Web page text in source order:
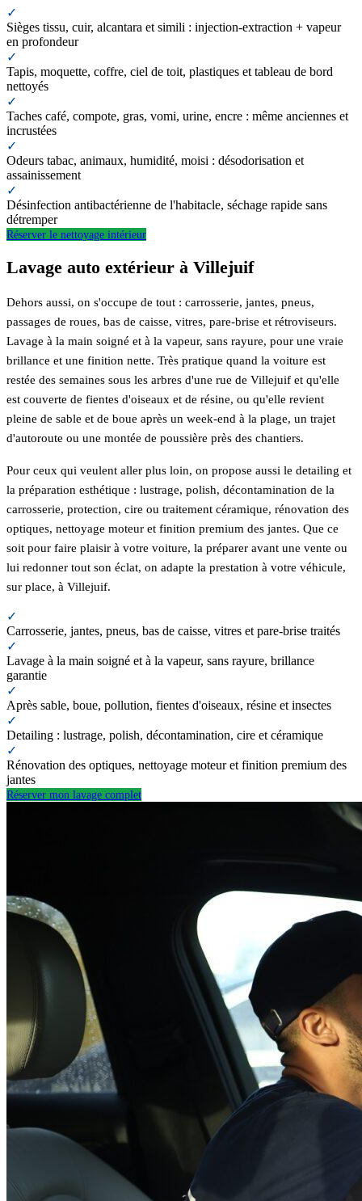
✓
Sièges tissu, cuir, alcantara et simili : injection-extraction + vapeur
en profondeur
✓
Tapis, moquette, coffre, ciel de toit, plastiques et tableau de bord
nettoyés
✓
Taches café, compote, gras, vomi, urine, encre : même anciennes et
incrustées
✓
Odeurs tabac, animaux, humidité, moisi : désodorisation et
assainissement
✓
Désinfection antibactérienne de l'habitacle, séchage rapide sans
détremper
Réserver le nettoyage intérieur
Lavage auto extérieur à Villejuif
Dehors aussi, on s'occupe de tout : carrosserie, jantes, pneus,
passages de roues, bas de caisse, vitres, pare-brise et rétroviseurs.
Lavage à la main soigné et à la vapeur, sans rayure, pour une vraie
brillance et une finition nette. Très pratique quand la voiture est
restée des semaines sous les arbres d'une rue de Villejuif et qu'elle
est couverte de fientes d'oiseaux et de résine, ou qu'elle revient
pleine de sable et de boue après un week-end à la plage, un trajet
d'autoroute ou une montée de poussière près des chantiers.
Pour ceux qui veulent aller plus loin, on propose aussi le detailing et
la préparation esthétique : lustrage, polish, décontamination de la
carrosserie, protection, cire ou traitement céramique, rénovation des
optiques, nettoyage moteur et finition premium des jantes. Que ce
soit pour faire plaisir à votre voiture, la préparer avant une vente ou
lui redonner tout son éclat, on adapte la prestation à votre véhicule,
sur place, à Villejuif.
✓
Carrosserie, jantes, pneus, bas de caisse, vitres et pare-brise traités
✓
Lavage à la main soigné et à la vapeur, sans rayure, brillance
garantie
✓
Après sable, boue, pollution, fientes d'oiseaux, résine et insectes
✓
Detailing : lustrage, polish, décontamination, cire et céramique
✓
Rénovation des optiques, nettoyage moteur et finition premium des
jantes
Réserver mon lavage complet